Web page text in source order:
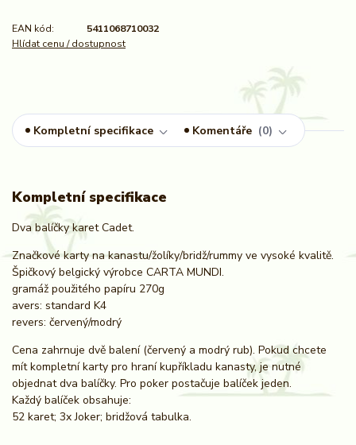
EAN kód:
5411068710032
Hlídat cenu / dostupnost
Kompletní specifikace Komentáře 0
Kompletní specifikace
Dva balíčky karet Cadet.
Značkové karty na kanastu/žolíky/bridž/rummy ve vysoké kvalitě.
Špičkový belgický výrobce CARTA MUNDI.
gramáž použitého papíru 270g
avers: standard K4
revers: červený/modrý
Cena zahrnuje dvě balení (červený a modrý rub). Pokud chcete
mít kompletní karty pro hraní kupříkladu kanasty, je nutné
objednat dva balíčky. Pro poker postačuje balíček jeden.
Každý balíček obsahuje:
52 karet; 3x Joker; bridžová tabulka.